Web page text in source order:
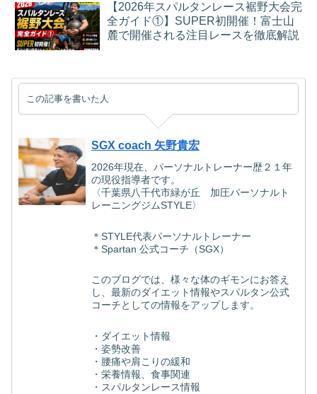
【2026年スパルタンレース裾野大会完
全ガイド①】SUPER初開催！富士山
麓で開催される注目レースを徹底解説
この記事を書いた人
SGX coach 矢野貴宏
2026年現在、パーソナルトレーナー歴２１年
の現役指導者です。
〈千葉県八千代市緑が丘 加圧パーソナルト
レーニングジムSTYLE〉
＊STYLE代表パーソナルトレーナー
＊Spartan 公式コーチ（SGX）
このブログでは、様々な体のギモンにお答え
し、最新のダイエット情報やスパルタン公式
コーチとしての情報をアップします。
・ダイエット情報
・姿勢改善
・腰痛や肩こりの緩和
・栄養情報、食事関連
・スパルタンレース情報